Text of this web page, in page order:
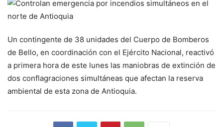
Un contingente de 38 unidades del Cuerpo de Bomberos
de Bello, en coordinación con el Ejército Nacional, reactivó
a primera hora de este lunes las maniobras de extinción de
dos conflagraciones simultáneas que afectan la reserva
ambiental de esta zona de Antioquia.